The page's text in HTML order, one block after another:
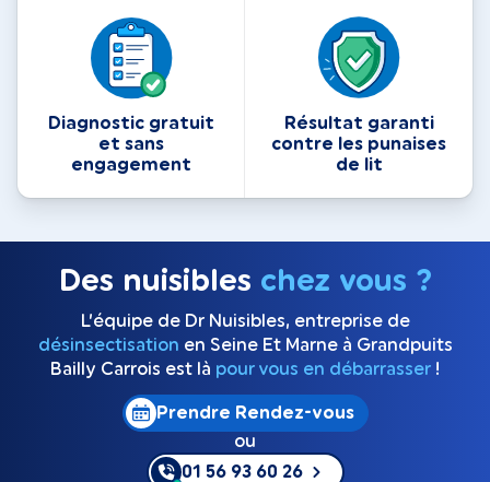
Diagnostic gratuit
et sans
engagement
Résultat garanti
contre les punaises
de lit
Des nuisibles chez vous ?
L’équipe de Dr Nuisibles, entreprise de
désinsectisation en Seine Et Marne à Grandpuits
Bailly Carrois est là pour vous en débarrasser !
Prendre Rendez-vous
ou
01 56 93 60 26